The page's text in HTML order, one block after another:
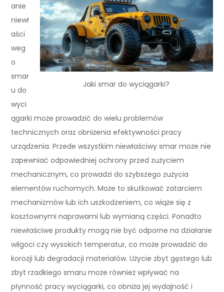
Jaki smar do wyciągarki?
anie
niewł
aści
weg
o
smar
u do
wyci
ągarki może prowadzić do wielu problemów
technicznych oraz obniżenia efektywności pracy
urządzenia. Przede wszystkim niewłaściwy smar może nie
zapewniać odpowiedniej ochrony przed zużyciem
mechanicznym, co prowadzi do szybszego zużycia
elementów ruchomych. Może to skutkować zatarciem
mechanizmów lub ich uszkodzeniem, co wiąże się z
kosztownymi naprawami lub wymianą części. Ponadto
niewłaściwe produkty mogą nie być odporne na działanie
wilgoci czy wysokich temperatur, co może prowadzić do
korozji lub degradacji materiałów. Użycie zbyt gęstego lub
zbyt rzadkiego smaru może również wpływać na
płynność pracy wyciągarki, co obniża jej wydajność i